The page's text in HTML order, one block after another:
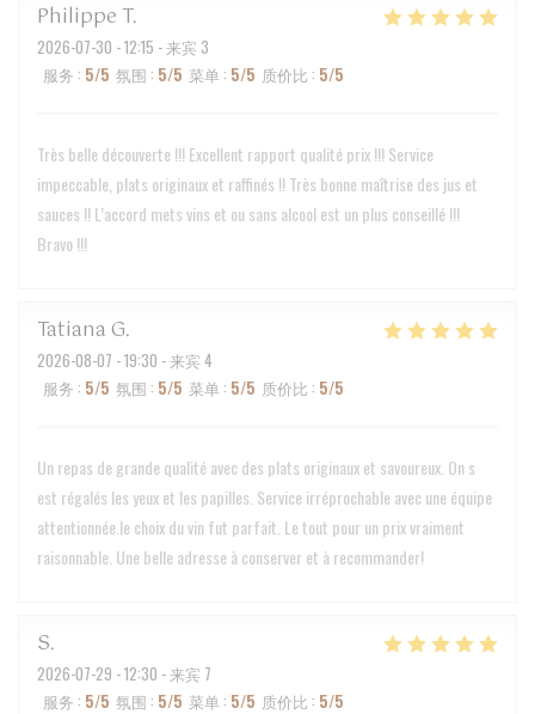
Philippe T
2026-07-30 - 12:15 - 来宾 3
服务 : 5/5 氛围 : 5/5 菜单 : 5/5 质价比 : 5/5
Très belle découverte !!! Excellent rapport qualité prix !!! Service
impeccable, plats originaux et raffinés !! Très bonne maîtrise des jus et
sauces !! L’accord mets vins et ou sans alcool est un plus conseillé !!!
Bravo !!!
TatianaG
2026-08-07 - 19:30 - 来宾 4
服务 : 5/5 氛围 : 5/5 菜单 : 5/5 质价比 : 5/5
Un repas de grande qualité avec des plats originaux et savoureux. On s
est régalés les yeux et les papilles. Service irréprochable avec une équipe
attentionnée.le choix du vin fut parfait. Le tout pour un prix vraiment
raisonnable. Une belle adresse à conserver et à recommander!
S
2026-07-29 - 12:30 - 来宾 7
服务 : 5/5 氛围 : 5/5 菜单 : 5/5 质价比 : 5/5